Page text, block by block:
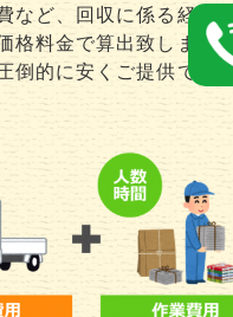
など、回収に係る経費
格料金で算出致します
倒的に安くご提供でき